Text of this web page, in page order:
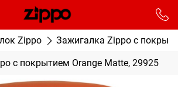
Zippo Зажигалка Zippo с
с покрытием Orange Matte, 29925
зависят сроки доставки